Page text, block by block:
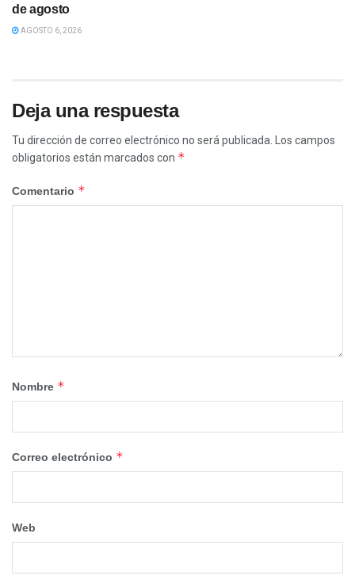
de agosto
AGOSTO 6, 2026
Deja una respuesta
Tu dirección de correo electrónico no será publicada.
Los campos
obligatorios están marcados con *
Comentario *
Nombre *
Correo electrónico *
Web